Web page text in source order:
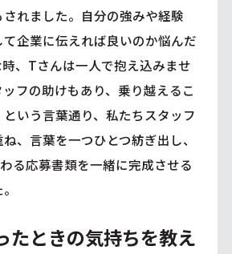
れました。自分の強みや経験
企業に伝えれば良いのか悩んだ
、Tさんは一人で抱え込みませ
フの助けもあり、乗り越えるこ
いう言葉通り、私たちスタッフ
、言葉を一つひとつ紡ぎ出し、
る応募書類を一緒に完成させる
たときの気持ちを教え